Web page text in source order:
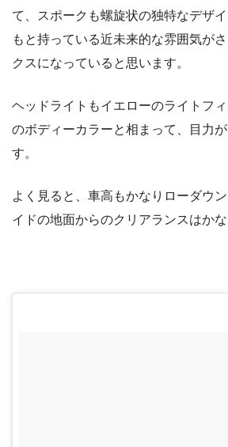
て、スポークも螺旋状の独特なデザ
もと持っている近未来的な雰囲気が
クスになっていると思います。
ヘッドライトもイエローのライトフ
のボディーカラーと相まって、目力
す。
よく見ると、車高もかなりローダウ
イドの地面からのクリアランスはかな